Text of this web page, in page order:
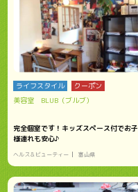
ライフスタイル
クーポン
美容室 BLUB（ブルブ）
完全個室です！キッズスペース付でお子
様連れも安心♪
ヘルス＆ビューティー 富山県